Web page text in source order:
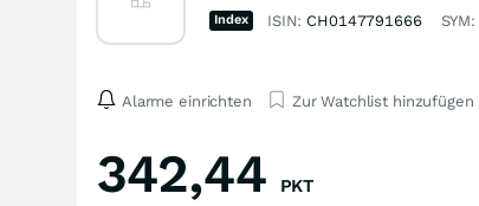
Index ISIN: CH0147791666 SYM:
Alarme einrichten Zur Watchlist hinzufügen
342,44 PKT